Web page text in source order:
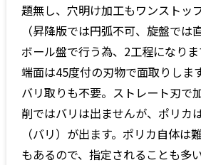
題無し、穴明け加工もワンストッ
（昇降版では円弧不可、旋盤では
ボール盤で行う為、2工程になりま
端面は45度付の刃物で面取りしま
バリ取りも不要。ストレート刃で
削ではバリは出ませんが、ポリカ
（バリ）が出ます。ポリカ自体は
もあるので、指定されることも多い